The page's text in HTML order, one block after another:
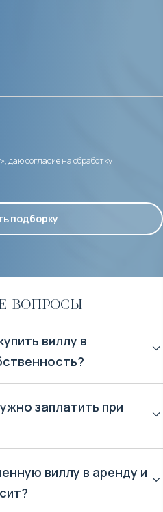
даю согласие на обработку
подборку
вопросы
виллу в
на вас во Фрихолд (Freehold).
регистрируется двумя
открытие тайской компании
заплатить при
один раз в момент регистрации
Главная статья расходов -
(Transfer Fee), который
виллу в аренду и